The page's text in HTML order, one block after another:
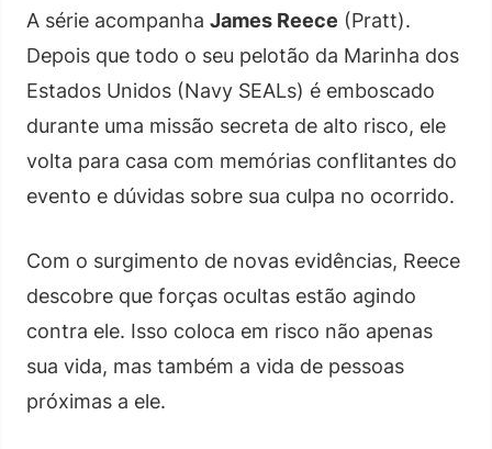
A série acompanha James Reece (Pratt).
Depois que todo o seu pelotão da Marinha dos
Estados Unidos (Navy SEALs) é emboscado
durante uma missão secreta de alto risco, ele
volta para casa com memórias conflitantes do
evento e dúvidas sobre sua culpa no ocorrido.
Com o surgimento de novas evidências, Reece
descobre que forças ocultas estão agindo
contra ele. Isso coloca em risco não apenas
sua vida, mas também a vida de pessoas
próximas a ele.